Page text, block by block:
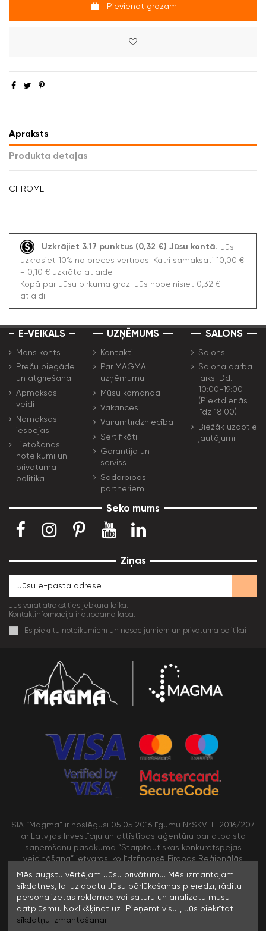
Pievienot grozam
Apraksts
Produkta detaļas
CHROME
Uzkrājiet 3.17 punktus (0,32 €) Jūsu kontā. Jūs
uzkrāsiet 10% no preces vērtības. Katri samaksāti 10,00 €
= 0,10 € uzkrāta atlaide.
Kopā par Jūsu pirkuma grozi Jūs nopelnīsiet 0,32 €
atlaidi.
E-VEIKALS
Mans konts
Preču piegāde
un atgriešana
Apmaksas
veidi
Nomaksas
iespējas
Lietošanas
noteikumi un
privātuma
politika
UZŅĒMUMS
Kontakti
Par MAGMA
uzņēmumu
Mūsu komanda
Vakances
Vairumtirdzniecība
Sertifikāti
Garantija un
serviss
Sadarbības
partneriem
SALONS
Salons
Salona darba
laiks: Dd.
10:00-19:00
(Piektdienās
līdz 18:00)
Biežāk uzdotie
jautājumi
Seko mums
Ziņas
Jūs varat atrakstīties jebkurā laikā.
Kontaktinformācija ir atrodama lapā.
Es piekrītu noteikumiem un nosacījumiem un privātuma politikai
SIA “Magma” ir noslēgusi 05.05.2016 līgumu Nr.SKV-L-2016/207
ar Latvijas Investīciju un attīstības aģentūru par atbalsta
saņemšanu pasākuma “Starptautiskās konkurētspējas
veicināšana” ietvaros, ko līdzfinansē Eiropas Reģionālās
attīstības fonds
Mēs augstu vērtējam Jūsu privātumu. Mēs izmantojam
sīkdatnes, lai uzlabotu Jūsu pārlūkošanas pieredzi, rādītu
personalizētas reklāmas vai saturu un analizētu mūsu
datplūsmu. Noklikšķinot uz "Pieņemt visu", Jūs piekrītat
sīkdatņu izmantošanai.